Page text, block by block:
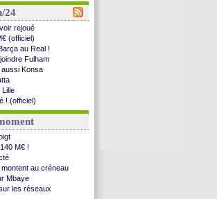
24
rejoué
(officiel)
au Real !
Fulham
aussi Konsa
Lille
! (officiel)
dit non
son premier ...
l'entraîneur (off.)
M€ pour Leão
au Mans (officiel)
prolonger !
pour Salah !
à Madrid !
M€ !
au créneau
Mbaye
les réseaux